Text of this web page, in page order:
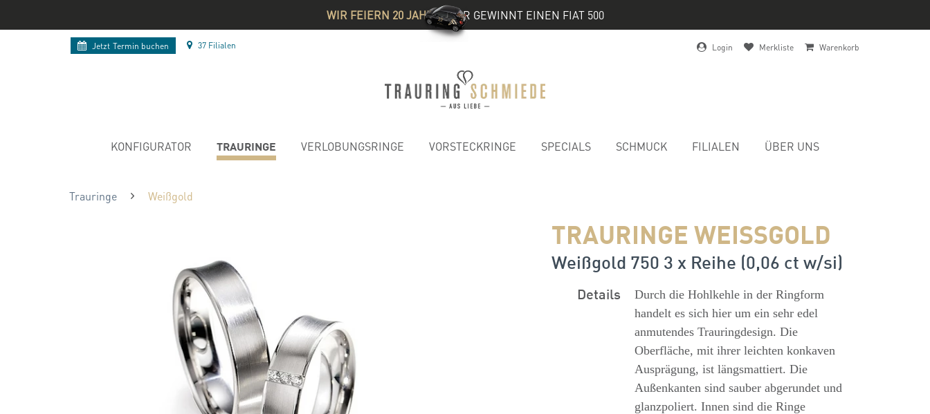
WIR FEIERN 20 JAHRE& IHR GEWINNT EINEN FIAT 500
Jetzt Termin buchen 37 Filialen Login Merkliste Warenkorb
KONFIGURATOR TRAURINGE VERLOBUNGSRINGE VORSTECKRINGE SPECIALS SCHMUCK FILIALEN ÜBER UNS
Trauringe Weißgold
TRAURINGE WEISSGOLD
Weißgold 750 3 x Reihe (0,06 ct w/si)
Details
Durch die Hohlkehle in der Ringform
handelt es sich hier um ein sehr edel
anmutendes Trauringdesign. Die
Oberfläche, mit ihrer leichten konkaven
Ausprägung, ist längsmattiert. Die
Außenkanten sind sauber abgerundet und
glanzpoliert. Innen sind die Ringe